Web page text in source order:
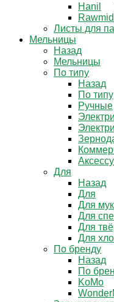
Hanil
Rawmid
Листы для
Мельницы
Назад
Мельницы
По типу
Назад
По типу
Ручные
Для
Назад
Для
Для
Для
Для
Для
По бренду
Назад
По
KoMo